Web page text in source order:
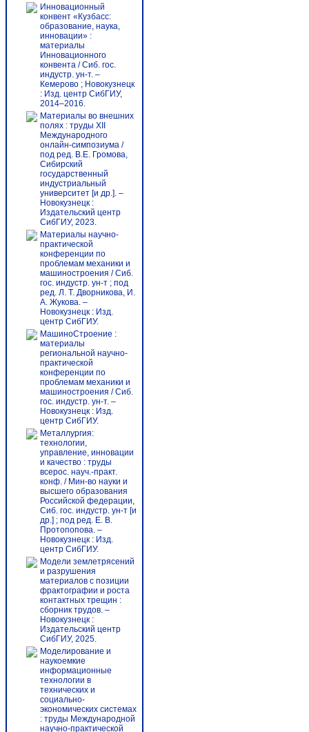
Инновационный
конвент «Кузбасс:
образование, наука,
инновации» :
материалы
Инновационного
конвента / Сиб. гос.
индустр. ун-т. –
Кемерово ; Новокузнецк
: Изд. центр СибГИУ,
2014–2016.
Материалы во внешних
полях : труды XII
Международного
онлайн-симпозиума /
под ред. В.Е. Громова,
Сибирский
государственный
индустриальный
университет [и др.]. –
Новокузнецк :
Издательский центр
СибГИУ, 2023.
Материалы научно-
практической
конференции по
проблемам механики и
машиностроения / Сиб.
гос. индустр. ун-т ; под
ред. Л. Т. Дворникова, И.
А. Жукова. –
Новокузнецк : Изд.
центр СибГИУ.
МашиноСтроение :
материалы
региональной научно-
практической
конференции по
проблемам механики и
машиностроения / Сиб.
гос. индустр. ун-т. –
Новокузнецк : Изд.
центр СибГИУ.
Металлургия:
технологии,
управление, инновации
и качество : труды
всерос. науч.-практ.
конф. / Мин-во науки и
высшего образования
Российской федерации,
Сиб. гос. индустр. ун-т [и
др.] ; под ред. Е. В.
Протопопова. –
Новокузнецк : Изд.
центр СибГИУ.
Модели землетрясений
и разрушения
материалов с позиции
фрактографии и роста
контактных трещин :
сборник трудов. –
Новокузнецк :
Издательский центр
СибГИУ, 2025.
Моделирование и
наукоемкие
информационные
технологии в
технических и
социально-
экономических системах
: труды Международной
научно-практической